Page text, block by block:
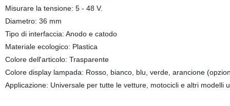
Misurare la tensione: 5 - 48 V.
Diametro: 36 mm
Tipo di interfaccia: Anodo e catodo
Materiale ecologico: Plastica
Colore dell'articolo: Trasparente
Colore display lampada: Rosso, bianco, blu, verde, arancione
Applicazione: Universale per tutte le vetture, motocicli e altri modelli